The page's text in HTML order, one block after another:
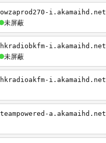
i.akamaihd.net
未屏蔽
i.akamaihd.net
未屏蔽
i.akamaihd.net
a.akamaihd.net